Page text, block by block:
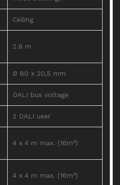
Ceiling
2.8 m
Ø 80 x 20,5 mm
DALI bus voltage
2 DALI user
4 x 4 m max. (16m²)
4 x 4 m max. (16m²)